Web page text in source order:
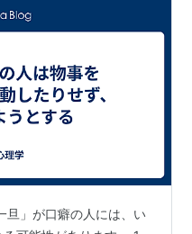
旦」が口癖の人には、い